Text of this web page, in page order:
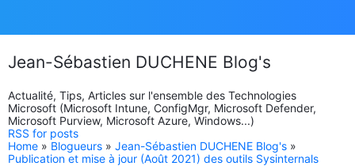
Jean-Sébastien DUCHENE Blog's
Actualité, Tips, Articles sur l'ensemble des Technologies
Microsoft (Microsoft Intune, ConfigMgr, Microsoft Defender,
Microsoft Purview, Microsoft Azure, Windows...)
RSS for posts
Home » Blogueurs » Jean-Sébastien DUCHENE Blog's »
Publication et mise à jour (Août 2021) des outils Sysinternals